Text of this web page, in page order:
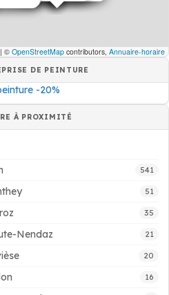
| © OpenStreetMap contributors, Annuaire-horaire
DE PEINTURE
-20%
À PROXIMITÉ
541
51
35
Nendaz 21
20
16